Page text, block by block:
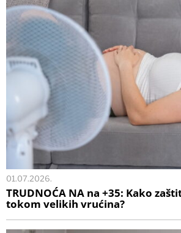
01.07.2026.
TRUDNOĆA NA na +35: Kako
tokom velikih vrućina?